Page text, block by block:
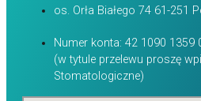
os. Orła Białego 74 61-251
Numer konta: 42 1090 1359
(w tytule przelewu proszę
Stomatologiczne)